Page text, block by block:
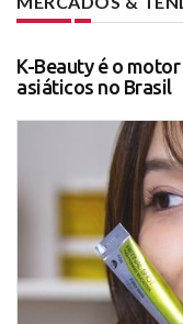
K-Beauty é o
asiáticos no Brasil